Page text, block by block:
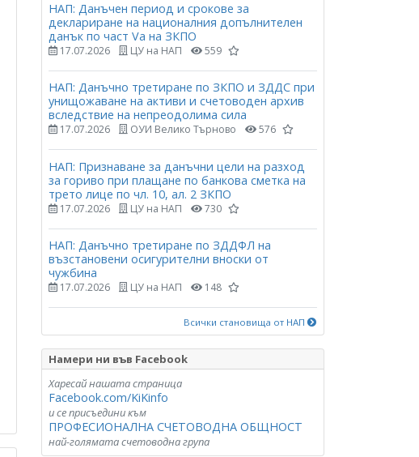
НАП: Данъчен период и срокове за
деклариране на националния допълнителен
данък по част Vа на ЗКПО
17.07.2026 ЦУ на НАП 559
НАП: Данъчно третиране по ЗКПО и ЗДДС при
унищожаване на активи и счетоводен архив
вследствие на непреодолима сила
17.07.2026 ОУИ Велико Търново 576
НАП: Признаване за данъчни цели на разход
за гориво при плащане по банкова сметка на
трето лице по чл. 10, ал. 2 ЗКПО
17.07.2026 ЦУ на НАП 730
НАП: Данъчно третиране по ЗДДФЛ на
възстановени осигурителни вноски от
чужбина
17.07.2026 ЦУ на НАП 148
Всички становища от НАП
Намери ни във Facebook
Харесай нашата страница
Facebook.com/KiKinfo
и се присъедини към
ПРОФЕСИОНАЛНА СЧЕТОВОДНА ОБЩНОСТ
най-голямата счетоводна група